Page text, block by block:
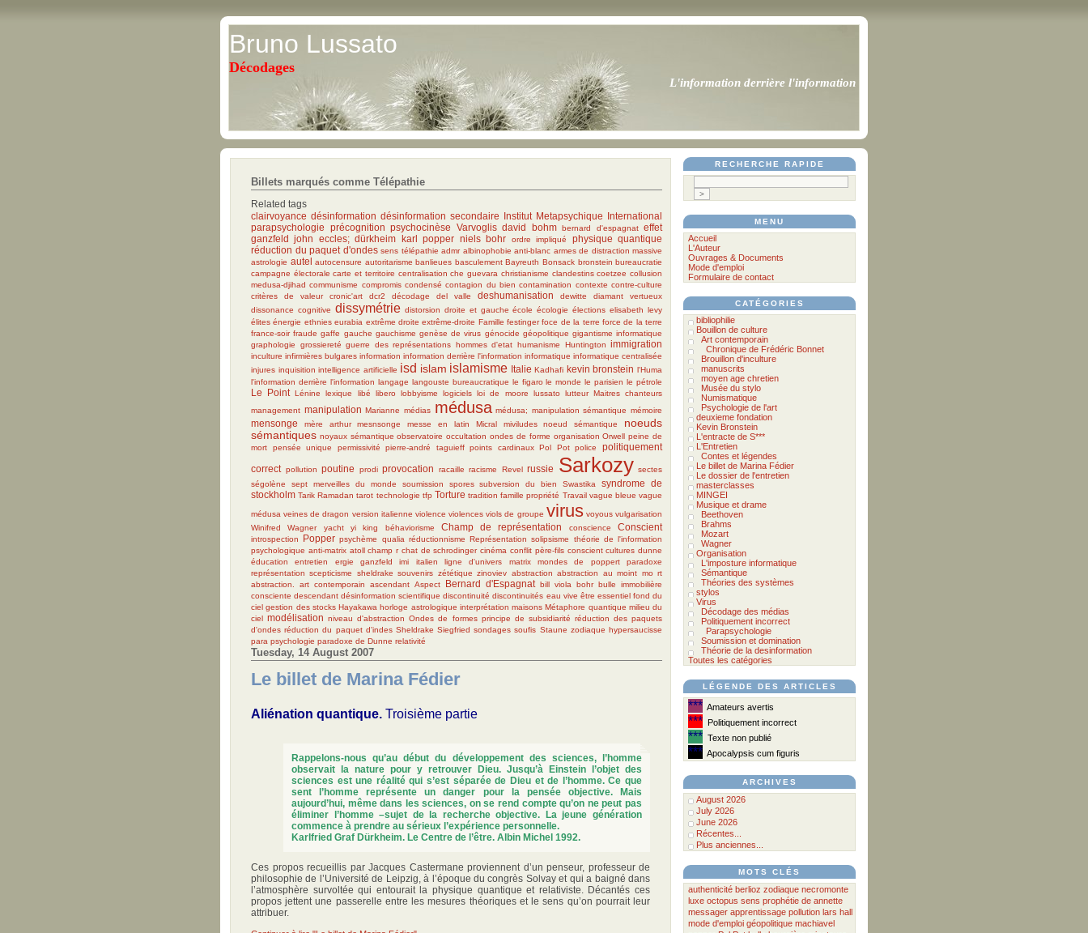
Bruno Lussato
Décodages
L'information derrière l'information
Billets marqués comme Télépathie
Related tags
clairvoyance désinformation désinformation secondaire Institut Metapsychique International
parapsychologie
précognition psychocinèse Varvoglis david bohm bernard d'espagnat effet
ganzfeld john eccles; dürkheim karl popper niels bohr ordre impliqué
physique quantique
réduction du paquet d'ondes sens télépathie admr albinophobie anti-blanc armes de distraction massive
astrologie autel autocensure autoritarisme banlieues basculement Bayreuth Bonsack bronstein bureaucratie
campagne électorale carte et territoire centralisation che guevara christianisme clandestins coetzee collusion
medusa-djihad communisme compromis condensé contagion du bien contamination contexte contre-culture
critères de valeur
cronic'art dcr2 décodage del valle deshumanisation dewitte
diamant vertueux
dissonance cognitive dissymétrie distorsion droite et gauche école écologie élections elisabeth levy
élites énergie ethnies eurabia extrême droite extrême-droite Famille festinger foce de la terre force de la terre
france-soir fraude gaffe gauche gauchisme genèse de virus génocide géopolitique gigantisme informatique
graphologie
grossiereté guerre des représentations hommes d'etat humanisme Huntington immigration
inculture infirmières bulgares information information derrière l'information informatique informatique centralisée
injures inquisition intelligence artificielle isd islam islamisme Italie Kadhafi kevin bronstein l'Huma
l'information derrière l'information langage langouste bureaucratique le figaro le monde le parisien le pétrole
Le Point Lénine lexique libé libero lobbyisme logiciels loi de moore lussato lutteur Maitres chanteurs
management manipulation Marianne médias médusa médusa; manipulation sémantique mémoire
mensonge mère arthur mesnsonge messe en latin Micral miviludes noeud sémantique
noeuds
sémantiques noyaux sémantique observatoire occultation ondes de forme organisation Orwell peine de
mort
pensée unique permissivité pierre-andré taguieff points cardinaux Pol Pot police politiquement
correct pollution poutine prodi provocation racaille racisme Revel russie Sarkozy sectes
ségolène
sept merveilles du monde soumission spores subversion du bien Swastika
syndrome de
stockholm Tarik Ramadan tarot technologie tfp Torture tradition famille propriété Travail vague bleue vague
médusa veines de dragon version italienne violence violences viols de groupe virus voyous vulgarisation
Winifred Wagner
yacht yi king béhaviorisme Champ de représentation conscience Conscient
introspection Popper psychème qualia réductionnisme Représentation solipsisme
théorie de l'information
psychologique anti-matrix atoll champ r chat de schrodinger cinéma conflit père-fils conscient cultures dunne
éducation
entretien ergie ganzfeld imi italien ligne d'univers matrix mondes de poppert
paradoxe
représentation scepticisme sheldrake souvenirs zététique zinoviev abstraction abstraction au moint mo rt
abstraction.
art contemporain ascendant Aspect Bernard d'Espagnat bill viola bohr bulle immobilière
consciente descendant désinformation scientifique discontinuité discontinuités eau vive être essentiel fond du
ciel gestion des stocks Hayakawa horloge astrologique interprétation maisons Métaphore quantique milieu du
ciel modélisation niveau d'abstraction Ondes de formes principe de subsidiarité réduction des paquets
d'ondes réduction du paquet d'indes Sheldrake Siegfried sondages soufis Staune zodiaque hypersaucisse
para psychologie paradoxe de Dunne relativité
Tuesday, 14 August 2007
Le billet de Marina Fédier
Aliénation quantique. Troisième partie
Rappelons-nous qu’au début du développement des sciences, l’homme
observait la nature pour y retrouver Dieu. Jusqu’à Einstein l’objet des
sciences est une réalité qui s’est séparée de Dieu et de l’homme. Ce que
sent l’homme représente un danger pour la pensée objective. Mais
aujourd’hui, même dans les sciences, on se rend compte qu’on ne peut pas
éliminer l’homme –sujet de la recherche objective. La jeune génération
commence à prendre au sérieux l’expérience personnelle.
Karlfried Graf Dürkheim. Le Centre de l’être. Albin Michel 1992.
Ces propos recueillis par Jacques Castermane proviennent d’un penseur, professeur de
philosophie de l’Université de Leipzig, à l’époque du congrès Solvay et qui a baigné dans
l’atmosphère survoltée qui entourait la physique quantique et relativiste. Décantés ces
propos jettent une passerelle entre les mesures théoriques et le sens qu’on pourrait leur
attribuer.
RECHERCHE RAPIDE
MENU
Accueil
L'Auteur
Ouvrages & Documents
Mode d'emploi
Formulaire de contact
CATÉGORIES
bibliophilie
Bouillon de culture
Art contemporain
Chronique de Frédéric Bonnet
Brouillon d'inculture
manuscrits
moyen age chretien
Musée du stylo
Numismatique
Psychologie de l'art
deuxieme fondation
Kevin Bronstein
L'entracte de S***
L'Entretien
Contes et légendes
Le billet de Marina Fédier
Le dossier de l'entretien
masterclasses
MINGEI
Musique et drame
Beethoven
Brahms
Mozart
Wagner
Organisation
L'imposture informatique
Sémantique
Théories des systèmes
stylos
Virus
Décodage des médias
Politiquement incorrect
Parapsychologie
Soumission et domination
Théorie de la desinformation
Toutes les catégories
LÉGENDE DES ARTICLES
*** Amateurs avertis
*** Politiquement incorrect
*** Texte non publié
*** Apocalypsis cum figuris
ARCHIVES
August 2026
July 2026
June 2026
Récentes...
Plus anciennes...
MOTS CLÉS
authenticité berlioz zodiaque necromonte
luxe octopus sens prophétie de annette
messager apprentissage pollution lars hall
mode d'emploi géopolitique machiavel